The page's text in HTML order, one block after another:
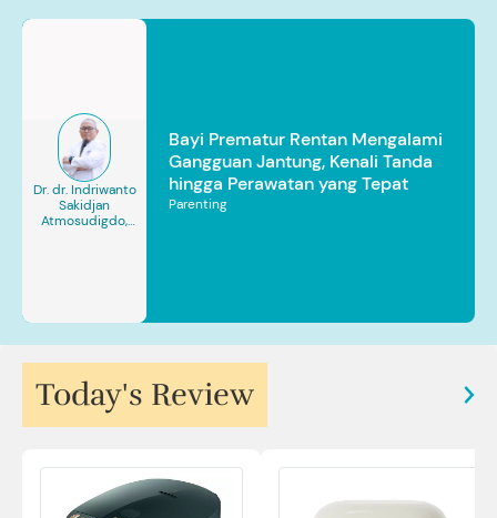
Dr. dr. Indriwanto
Sakidjan
Atmosudigdo,
Bayi Prematur Rentan Mengalami
Gangguan Jantung, Kenali Tanda
hingga Perawatan yang Tepat
Parenting
Today's Review